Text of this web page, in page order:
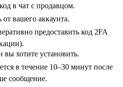
в чат с продавцом.
вашего аккаунта.
предоставить код 2FA
хотите установить.
в течение 10–30 минут после
сообщение.